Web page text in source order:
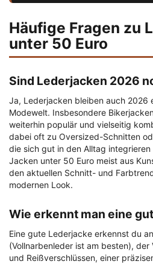
Häufige Fragen zu
unter 50 Euro
Sind Lederjacken 2026
Ja, Lederjacken bleiben auch 2026
Modewelt. Insbesondere
weiterhin populär und vielseitig
dabei oft zu Oversized-Schnitten
die sich gut in den Alltag
Jacken unter 50 Euro meist aus
den aktuellen Schnitt- und
modernen Look.
Wie erkennt man eine
Eine gute Lederjacke erkennst du
(Vollnarbenleder ist am besten),
und Reißverschlüssen, einer